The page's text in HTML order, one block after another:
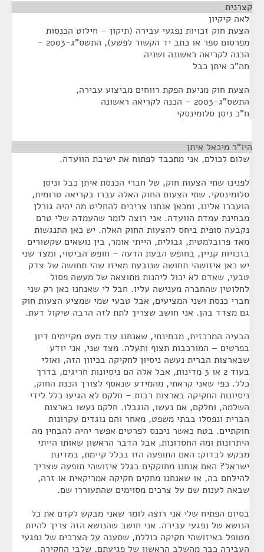
קצרנית
לאה קיקיון
הצעת חוק זכויות נפגעי עבירה (תיקון – חילוט הכנסות
מפרסום ספר או כתב יד הקשור לפשע), התשס"ג-2003 –
הכנה לקריאה ראשונה ושניה
חה"כ איתן כבל
הצעת חוק מניעת הפקת רווחים מביצוע עבירה,
התשס"ג-2003 – הכנה לקריאה ראשונה
ח"כ ניסן סלומינסקי
היו"ר מיכאל איתן
שלום לכולם, אני מתכבד לפתוח את ישיבת הוועדה.
לפנינו שתי הצעות חוק, של חברי הכנסת איתן כבל וניסן
סלומינסקי. שתי הצעות החוק האלה עברו בקריאה טרומית,
הועברו אלינו, ומכאן אנחנו צריכים להחליט מה יהיה גורלן
מבחינת עמדת הוועדה. אני רוצה לומר שהעמדה שלי טרם
נקבעה סופית ביחס להצעות החוק האלה. יש כאן התנגשות
מאד פרובלמטית, גבולית, הייתי אומר, בין נושאים שקשורים
בזכויות קניין, בחופש הבעת הדעה – חופש הביטוי, ומצד שני
יש כאן איזושהי תחושה שנובעת מאיזו שהי תחושה של צדק
טבעי, שאדם לא יכול ליהנות מתוצאה של מעשה פסול
לחלוטין שהחברה מענישה עליו. חבל לי שאנחנו כאן רק שני
חברי כנסת ושני המציעים, אבל טבעי שמי שמציע הצעות חוק
גם מצדד בהן. אני חושב שצריך לתת לזה הרבה שיקול דעת.
הבעיה המרכזית, מבחינתי, שאנחנו עוד מעט מקיימים דיון
בפרטים – המורכבות תצוף ותעלה. מצד שני, אני יודע
שבארצות הברית נעשה ניסיון לחקיקה בכיוון הזה, ואולי
בעוד 2 או 3 מדינות, אבל אלה הם ניסיונות חריגים, בדרך
כלל. כפי שאני קראתי, מהמידע שנאסף לצורך הכנת החוק,
ניסיונות החקיקה בארצות רבות – חלקם לא הגיעו כלל לידי
השלמה, וחלקם, אם נעשו, הוגבלו. חלקם נעשו בארצות
הברית ונפסלו בבתי משפט, מאחר והם נוגדים עקרונות
חוקתיים. בטח כאשר ניכנס לפרטים אפשר יהיה להבחין מה
היתרונות ומה החסרונות, אבל הדבר הראשון שאותו הייתי
מבקש לבדוק: האם התופעה הזו בכלל קיימת, במדינת
ישראל? האם אנחנו מחוקקים בגלל איזושהי תופעה שצריך
להילחם בה, או שאנחנו מחקים חקיקה אמריקאית או זרה,
שבאה לענות שם על צרכים מסוימים שהתעוררו שם.
בסיום הפתיח שלי אני רוצה לומר שאני מבקש לקדם את כל
הנושא של נפגעי עבירה. אני חושב שהנושא הזה צריך להיות
מטופל באיזושהי חקיקה כוללת, שתענה על הצרכים של נפגעי
העבירה כבר מהשלב הראשון של פגיעתם, שלבי החקירה